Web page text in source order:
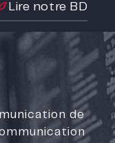
Lire notre BD
de